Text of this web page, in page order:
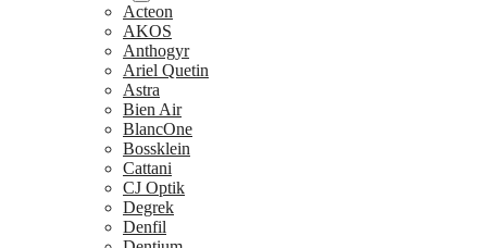
Acteon
AKOS
Anthogyr
Ariel Quetin
Astra
Bien Air
BlancOne
Bossklein
Cattani
CJ Optik
Degrek
Denfil